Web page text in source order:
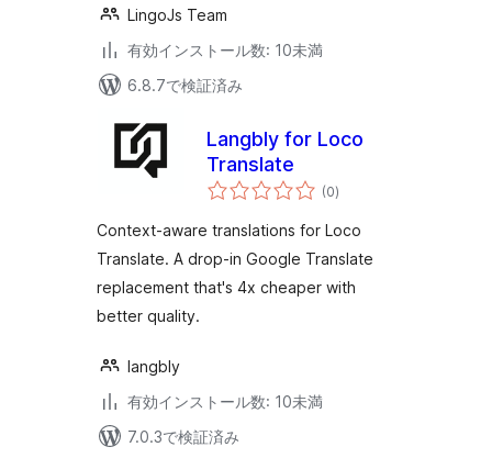
LingoJs Team
有効インストール数: 10未満
6.8.7で検証済み
Langbly for Loco
Translate
(0個
の
価
)
Context-aware translations for Loco
Translate. A drop-in Google Translate
replacement that's 4x cheaper with
better quality.
langbly
有効インストール数: 10未満
7.0.3で検証済み